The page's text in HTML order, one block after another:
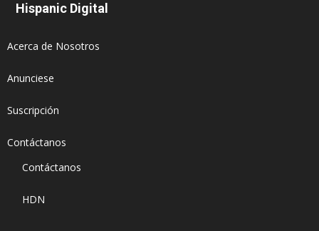
Hispanic Digital
Acerca de Nosotros
Anunciese
Suscripción
Contáctanos
Contáctanos
HDN